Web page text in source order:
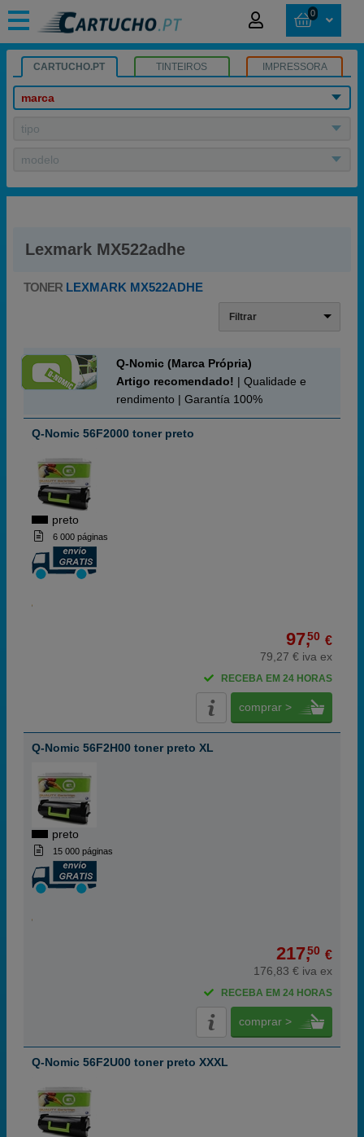
0
CARTUCHO.PT TINTEIROS IMPRESSORA
marca
tipo
modelo
Lexmark MX522adhe
TONER LEXMARK MX522ADHE
Filtrar
Q-Nomic (Marca Própria)
Artigo recomendado! | Qualidade e
rendimento | Garantía 100%
Q-Nomic 56F2000 toner preto
preto
6 000 páginas
97,50 €
79,27 € iva ex
RECEBA EM 24 HORAS
comprar >
Q-Nomic 56F2H00 toner preto XL
preto
15 000 páginas
217,50 €
176,83 € iva ex
RECEBA EM 24 HORAS
comprar >
Q-Nomic 56F2U00 toner preto XXXL